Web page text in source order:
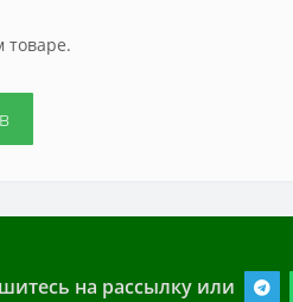
товаре.
на рассылку или